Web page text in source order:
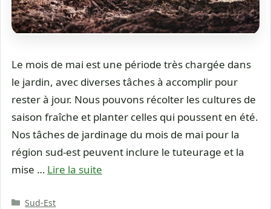
Le mois de mai est une période très chargée dans
le jardin, avec diverses tâches à accomplir pour
rester à jour. Nous pouvons récolter les cultures de
saison fraîche et planter celles qui poussent en été.
Nos tâches de jardinage du mois de mai pour la
région sud-est peuvent inclure le tuteurage et la
mise … Lire la suite
Catégories
Sud-Est